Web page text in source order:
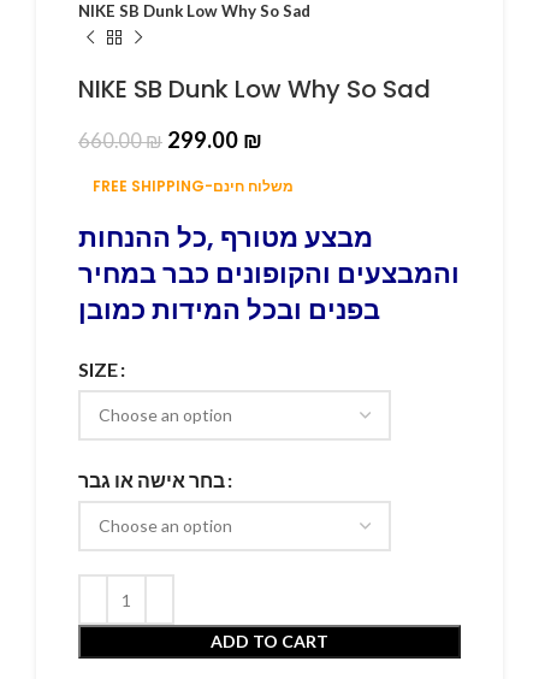
NIKE SB Dunk Low Why So Sad
NIKE SB Dunk Low Why So Sad
660.00₪ 299.00 ₪
FREE SHIPPING-משלוח חינם
מבצע מטורף ,כל ההנחות
והמבצעים והקופונים כבר במחיר
בפנים ובכל המידות כמובן
SIZE
בחר אישה או גבר
ADD TO CART